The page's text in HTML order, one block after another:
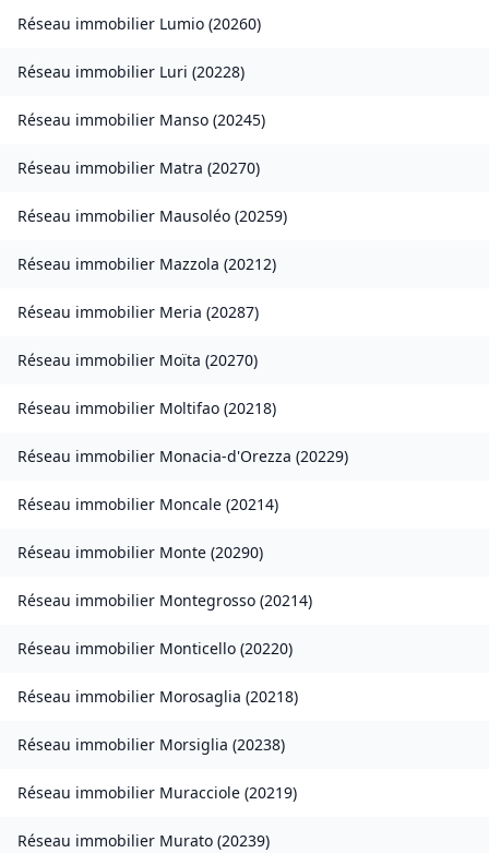
Réseau immobilier Lumio (20260)
Réseau immobilier Luri (20228)
Réseau immobilier Manso (20245)
Réseau immobilier Matra (20270)
Réseau immobilier Mausoléo (20259)
Réseau immobilier Mazzola (20212)
Réseau immobilier Meria (20287)
Réseau immobilier Moïta (20270)
Réseau immobilier Moltifao (20218)
Réseau immobilier Monacia-d'Orezza (20229)
Réseau immobilier Moncale (20214)
Réseau immobilier Monte (20290)
Réseau immobilier Montegrosso (20214)
Réseau immobilier Monticello (20220)
Réseau immobilier Morosaglia (20218)
Réseau immobilier Morsiglia (20238)
Réseau immobilier Muracciole (20219)
Réseau immobilier Murato (20239)